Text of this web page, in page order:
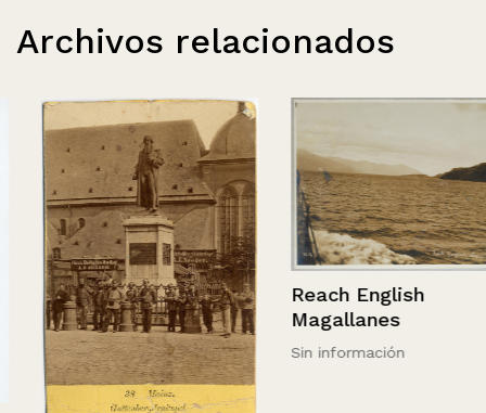
Archivos relacionados
Reach English
Magallanes
Sin información